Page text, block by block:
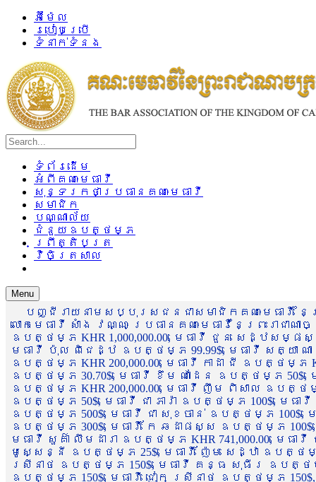
អ៊ីម៉ែល
របៀបប្រើ
ទំនាក់ទំនង
ទំព័រដើម
អំពីគណៈមេធាវី
សុន្ទរកថាប្រធានគណៈមេធាវី
សមាជិក
បណ្ណាល័យ
ជំនួយឧបត្ថម្ភ
ព្រឹត្តិបត្រ
វិចិត្រសាល
Menu
បញ្ជីរាយនាមសប្បុរសជនជាសមាជិកគណៈមេធាវី
លោកមេធាវី សាំង វណ្ណៈ ប្រធានគណៈមេធាវីនៃព្រះរា
ឧបត្ថម្ភ KHR 1,000,000.00, មេធាវី ជួន សេដ្ឋស
មេធាវី ប៉ុល ពិជេដ្ឋ ឧបត្ថម្ភ 99.99$, មេធាវី សត្យា ណ
ឧបត្ថម្ភ KHR 200,000.00, មេធាវី កាដា ជី ឧបត្ថម្ភ
ឧបត្ថម្ភ 30.70$, មេធាវី ខឹម ណាដែន ឧបត្ថម្ភ 50$,
ឧបត្ថម្ភ KHR 200,000.00, មេធាវី ញឹម ពិសាល ឧបត្ថ
ឧបត្ថម្ភ 50$, មេធាវី ជា ភារ៉ា ឧបត្ថម្ភ 100$, មេ
ឧបត្ថម្ភ 500$, មេធាវី ជា សុខចាន់ ឧបត្ថម្ភ
ឧបត្ថម្ភ 300$, មេធាវី កែ ឆដាផស្ស ឧបត្ថម្ភ
មេធាវី សួគ៌ា លឹមដារា ឧបត្ថម្ភ KHR 741,000.00, មេ
មូសេ្សន្នី ឧបត្ថម្ភ 25$, មេធាវី ញ៉ែម សេដ្ឋា ឧបត្ថ
ស្រីនាថ ឧបត្ថម្ភ 150$, មេធាវី គន្ធ សុធីរ ឧបត្ថម្ភ
ឧបត្ថម្ភ 150$, មេធាវី ជៀក ស្រីនាថ ឧបត្ថម្ភ 150$,